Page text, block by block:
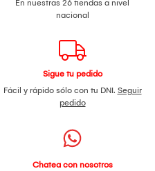
En nuestras 26 tiendas a nivel
nacional
Sigue tu pedido
Fácil y rápido sólo con tu DNI. Seguir
pedido
Chatea con nosotros